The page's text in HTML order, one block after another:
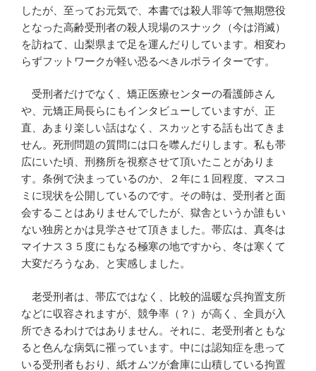
したが、至ってお元気で、本書では殺人罪等で無期懲役
となった高齢受刑者の殺人現場のスナック（今は消滅）
を訪ねて、山梨県まで足を運んだりしています。相変わ
らずフットワークが軽い恐るべきルポライターです。
受刑者だけでなく、矯正医療センターの看護師さん
や、元矯正局長らにもインタビューしていますが、正
直、あまり楽しい話はなく、スカッとする話も出てきま
せん。死刑問題の質問には口を噤んだりします。私も帯
広にいた頃、刑務所を視察させて頂いたことがありま
す。条例で決まっているのか、２年に１回程度、マスコ
ミに現状を公開しているのです。その時は、受刑者と面
会することはありませんでしたが、獄舎というか誰もい
ない独房とかは見学させて頂きました。帯広は、真冬は
マイナス３５度にもなる極寒の地ですから、冬は寒くて
大変だろうなあ、と実感しました。
老受刑者は、帯広ではなく、比較的温暖な呉拘置支所
などに収容されますが、競争率（？）が高く、全員が入
所できるわけではありません。それに、老受刑者ともな
ると色んな病気に罹っています。中には認知症を患って
いる受刑者もおり、紙オムツが倉庫に山積している拘置